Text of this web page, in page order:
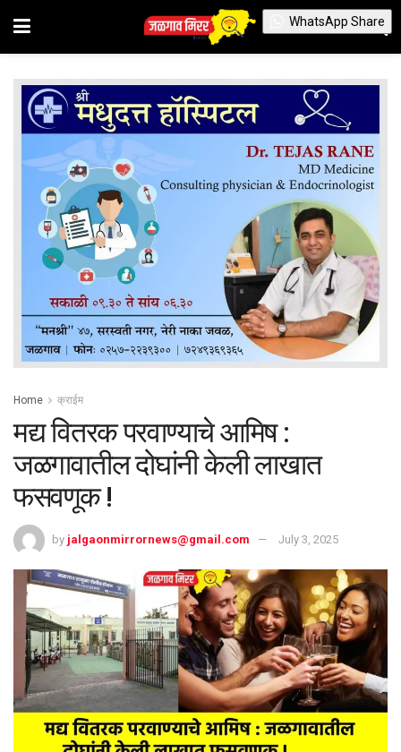
Home क्राईम
मद्य वितरक परवाण्याचे आमिष :
जळगावातील दोघांनी केली लाखात
फसवणूक !
by jalgaonmirrornews@gmail.com July 3, 2025
WhatsApp Share